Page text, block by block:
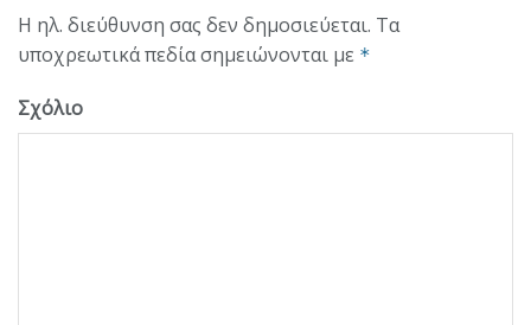
Η ηλ. διεύθυνση σας δεν δημοσιεύεται. Τα
υποχρεωτικά πεδία σημειώνονται με *
Σχόλιο